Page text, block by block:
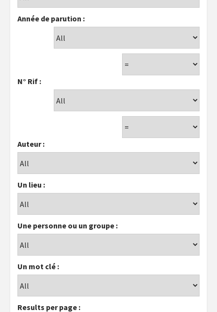
Année de parution :
N° Rif :
Auteur :
Un lieu :
Une personne ou un groupe :
Un mot clé :
Results per page :